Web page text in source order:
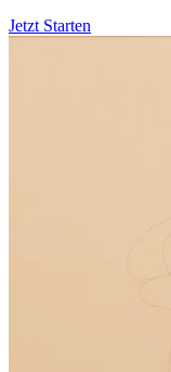
Jetzt Starten